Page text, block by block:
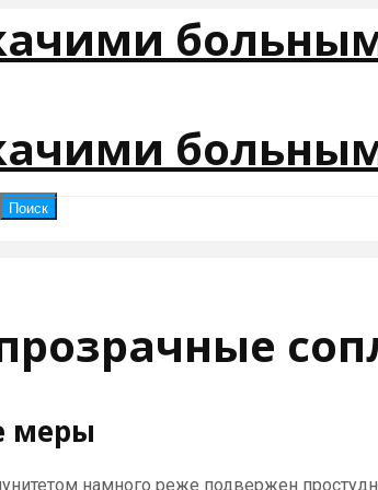
Поиск
Поиск
меры
намного реже подвержен